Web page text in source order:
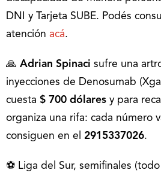
DNI y Tarjeta SUBE. Podés
atención acá.
🙏 Adrian Spinaci sufre una
inyecciones de Denosumab
cuesta $ 700 dólares y para
organiza una rifa: cada número
consiguen en el 2915337026.
⚽️ Liga del Sur, semifinales